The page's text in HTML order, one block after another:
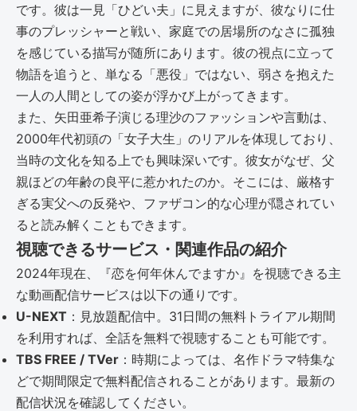
です。彼は一見「ひどい夫」に見えますが、彼なりに仕
事のプレッシャーと戦い、家庭での居場所のなさに孤独
を感じている描写が随所にあります。彼の視点に立って
物語を追うと、単なる「悪役」ではない、弱さを抱えた
一人の人間としての姿が浮かび上がってきます。
また、矢田亜希子演じる理沙のファッションや言動は、
2000年代初頭の「女子大生」のリアルを体現しており、
当時の文化を知る上でも興味深いです。彼女がなぜ、父
親ほどの年齢の良平に惹かれたのか。そこには、厳格す
ぎる実父への反発や、ファザコン的な心理が隠されてい
ると読み解くこともできます。
視聴できるサービス・関連作品の紹介
2024年現在、『恋を何年休んでますか』を視聴できる主
な動画配信サービスは以下の通りです。
U-NEXT ：見放題配信中。31日間の無料トライアル期間
を利用すれば、全話を無料で視聴することも可能です。
TBS FREE / TVer ：時期によっては、名作ドラマ特集な
どで期間限定で無料配信されることがあります。最新の
配信状況を確認してください。